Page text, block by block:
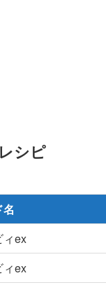
シピ
ィex
ィex